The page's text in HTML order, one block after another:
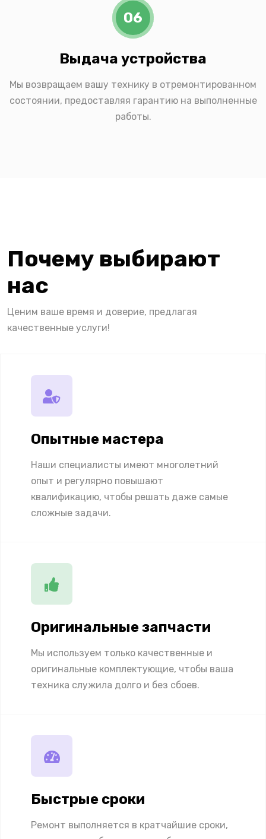
06
Выдача устройства
Мы возвращаем вашу технику в отремонтированном
состоянии, предоставляя гарантию на выполненные
работы.
Почему выбирают
нас
Ценим ваше время и доверие, предлагая
качественные услуги!
Опытные мастера
Наши специалисты имеют многолетний
опыт и регулярно повышают
квалификацию, чтобы решать даже самые
сложные задачи.
Оригинальные запчасти
Мы используем только качественные и
оригинальные комплектующие, чтобы ваша
техника служила долго и без сбоев.
Быстрые сроки
Ремонт выполняется в кратчайшие сроки,